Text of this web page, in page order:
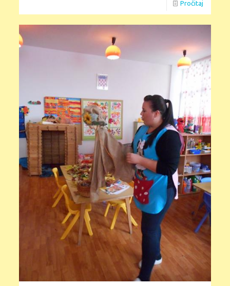
Pročitaj